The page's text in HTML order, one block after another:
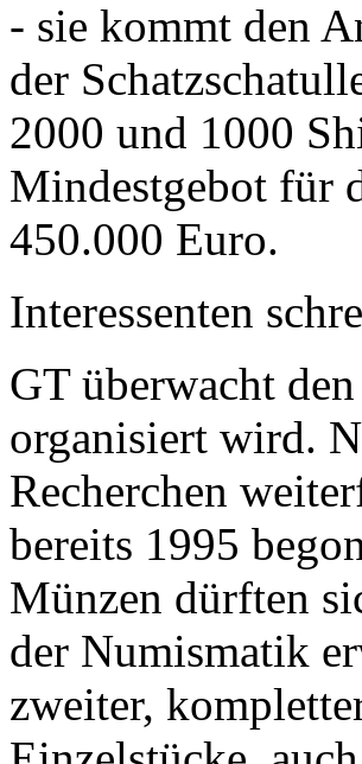
- sie kommt den
der
2000 und 1000
Mindestgebot für
450.000 Euro.
Interessenten
GT überwacht
organisiert wird.
Recherchen
bereits 1995
Münzen dürften
der Numismatik
zweiter,